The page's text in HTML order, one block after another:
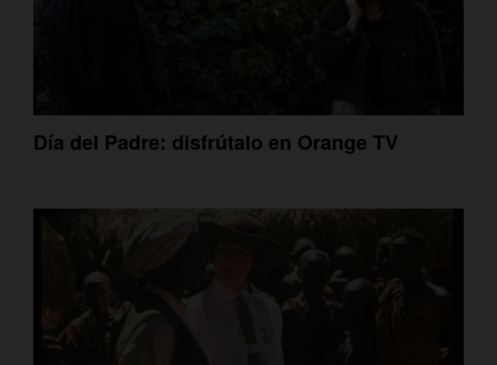
Día del Padre: disfrútalo en Orange TV